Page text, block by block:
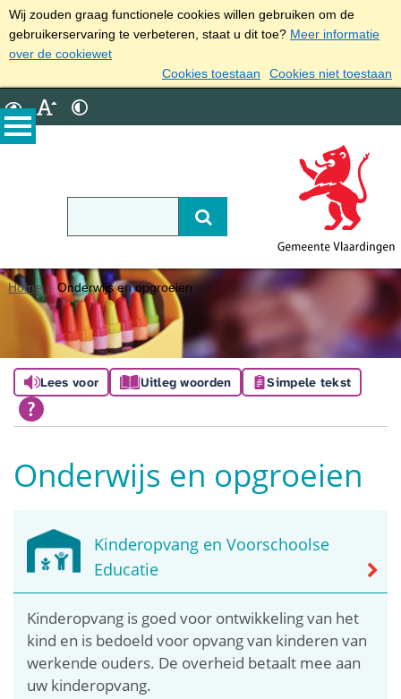
Wij zouden graag functionele cookies willen gebruiken om de
gebruikerservaring te verbeteren, staat u dit toe? Meer informatie
over de cookiewet
Cookies toestaan
Cookies niet toestaan
Home Onderwijs en opgroeien
Lees voor Uitleg woorden Simpele tekst
Onderwijs en opgroeien
Kinderopvang en Voorschoolse
Educatie
Kinderopvang is goed voor ontwikkeling van het
kind en is bedoeld voor opvang van kinderen van
werkende ouders. De overheid betaalt mee aan
uw kinderopvang.